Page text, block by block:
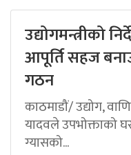
उद्योगमन्त्रीको
आपूर्ति सहज
गठन
काठमाडौं/ उद्योग,
यादवले उपभोक्ताको
ग्यासको...